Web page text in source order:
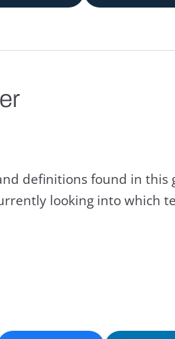
definitions found in
looking into which